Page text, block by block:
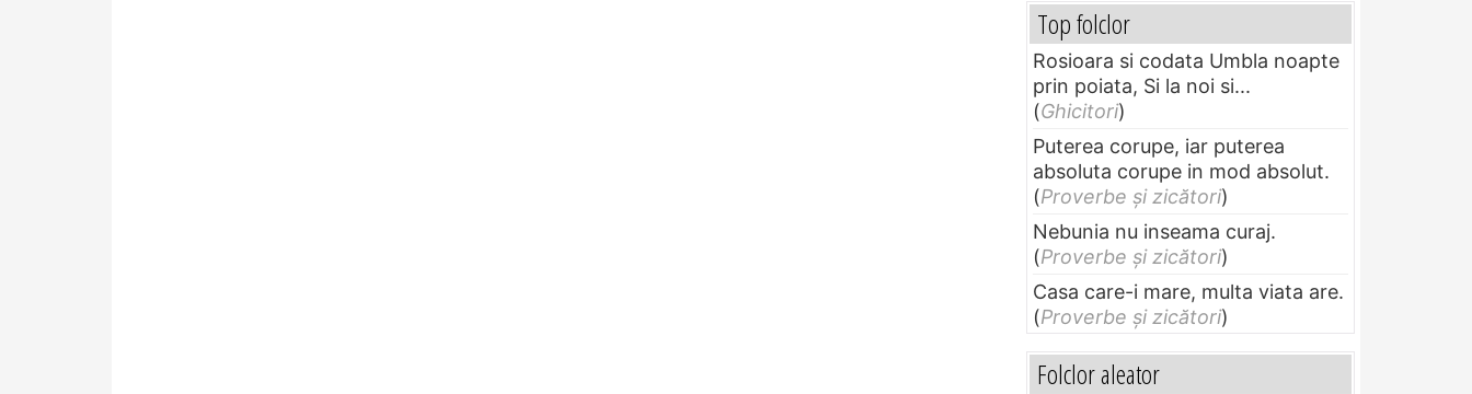
Top folclor
Rosioara si codata Umbla noapte
prin poiata, Si la noi si...
(Ghicitori)
Puterea corupe, iar puterea
absoluta corupe in mod absolut.
(Proverbe și zicători)
Nebunia nu inseama curaj.
(Proverbe și zicători)
Casa care-i mare, multa viata are.
(Proverbe și zicători)
Folclor aleator